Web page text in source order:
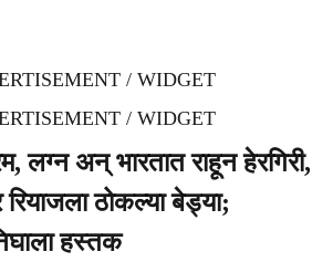
/ WIDGET
/ WIDGET
लग्न अन् भारतात राहून हेरगिरी,
ठोकल्या बेड्या;
हस्तक